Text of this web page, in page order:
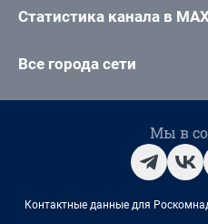
Статистика канала в
Все города сети
Мы в
Контактные данные для